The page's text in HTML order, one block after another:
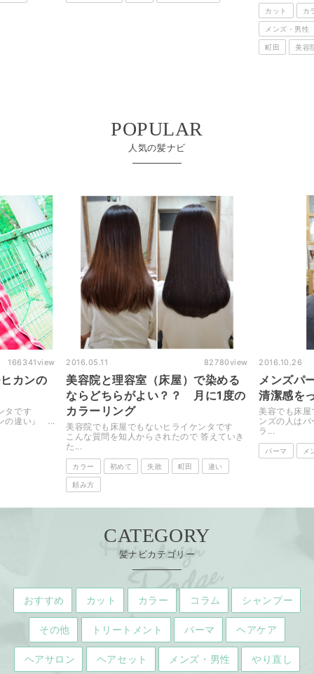
トリートメ
会話 床屋・
美容院・美容室 違い
POPULAR
人気の髪ナビ
...
2016.05.11 view
美容院と理容室（床屋）で染める
ならどちらがよい？？ 月に1度の
カラーリング
美容院でも床屋でもないヒライケンタです
こんな質問を知人からされたので 答えていき
初めて 失敗 町田 違い
2016.10.26
メンズパーマ１ヶ
清潔感をっ！！
美容でも床屋でもない
ンズの人はパーマが多
ラ...
メンズ・男性
CATEGORY
髪ナビカテゴリー
おすすめ カット カラー コラム シャンプー
その他 トリートメント パーマ ヘアケア
ヘアサロン ヘアセット メンズ・男性 やり直し